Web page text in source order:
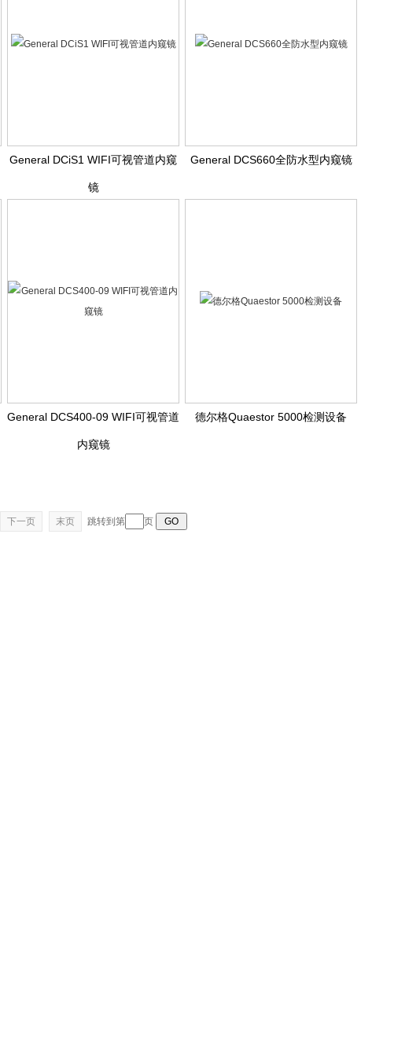
General DCiS1 WIFI可视管道内窥
镜
General DCS660全防水型内窥镜
General DCS400-09 WIFI可视管道
内窥镜
德尔格Quaestor 5000检测设备
下一页 末页 跳转到第 页